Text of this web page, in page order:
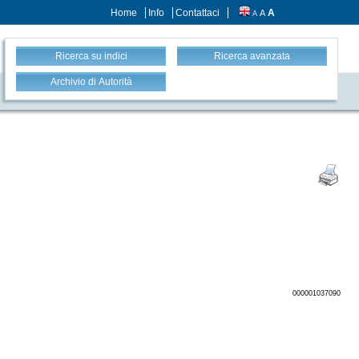
Home Info Contattaci A A A
Ricerca su indici Ricerca avanzata
Archivio di Autorità